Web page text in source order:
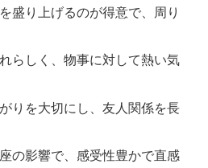
を盛り上げるのが得意で、周り
らしく、物事に対して熱い気
りを大切にし、友人関係を長
の影響で、感受性豊かで直感